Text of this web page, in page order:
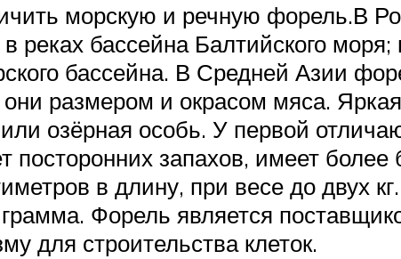
морскую и речную форель.В
реках бассейна Балтийского
бассейна. В Средней Азии
размером и окрасом мяса.
озёрная особь. У первой
посторонних запахов, имеет
в длину, при весе до двух
Форель является
для строительства клеток.